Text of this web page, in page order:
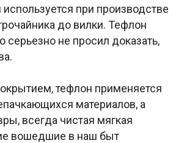
при производстве
до вилки. Тефлон
серьезно не просил доказать,
тефлон применяется
материалов, а
всегда чистая мягкая
вошедшие в наш быт